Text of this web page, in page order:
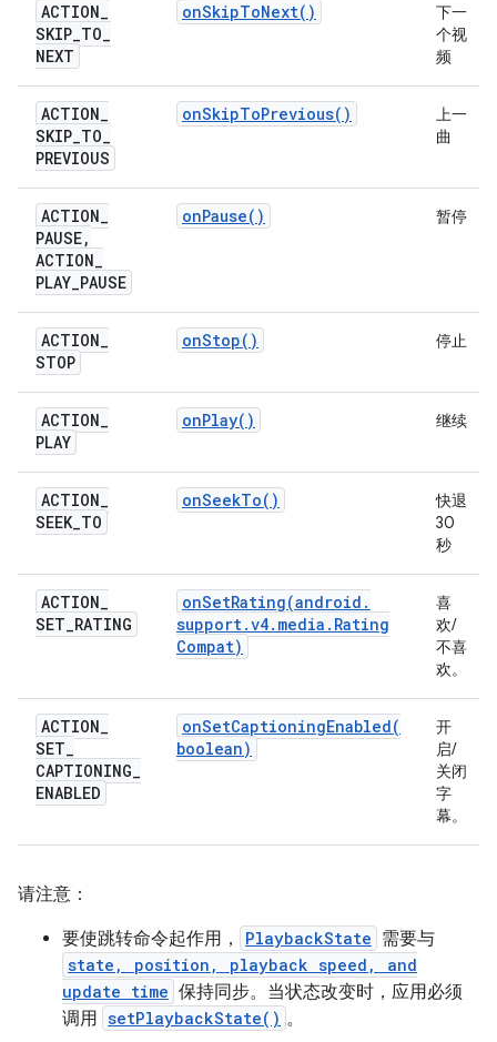
ACTION_
SKIP_TO_
NEXT
onSkipToNext( )
下一
个视
频
ACTION_
SKIP_TO_
PREVIOUS
onSkipToPrevious( )
上一
曲
ACTION_
PAUSE,
ACTION_
PLAY_PAUSE
onPause( ) 暂停
ACTION_
STOP
onStop( ) 停止
ACTION_
PLAY
onPlay( ) 继续
ACTION_
SEEK_TO
onSeekTo( )
快退
30
秒
ACTION_
SET_RATING
onSetRating(android .
support.v4. media . Rating
Compat)
喜
欢/
不喜
欢。
ACTION_
SET_
CAPTIONING_
ENABLED
onSetCaptioningEnabled(
boolean)
开
启/
关闭
字
幕。
请注意：
要使跳转命令起作用，
PlaybackState 需要与
state, position, playback speed, and
update time 保持同步。当状态改变时，应用必须
调用 setPlaybackState() 。